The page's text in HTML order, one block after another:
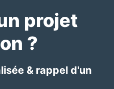
projet
?
& rappel d'un